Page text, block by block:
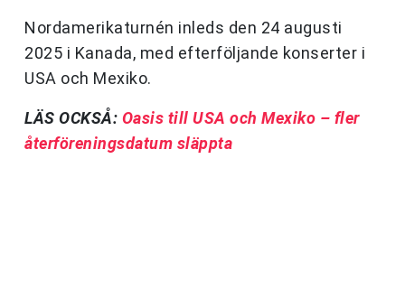
Nordamerikaturnén inleds den 24 augusti
2025 i Kanada, med efterföljande konserter i
USA och Mexiko.
LÄS OCKSÅ: Oasis till USA och Mexiko – fler
återföreningsdatum släppta